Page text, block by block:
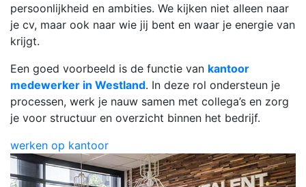
persoonlijkheid en ambities. We kijken niet alleen naar
je cv, maar ook naar wie jij bent en waar je energie van
krijgt.
Een goed voorbeeld is de functie van kantoor
medewerker in Westland. In deze rol ondersteun je
processen, werk je nauw samen met collega’s en zorg
je voor structuur en overzicht binnen het bedrijf.
werken op kantoor